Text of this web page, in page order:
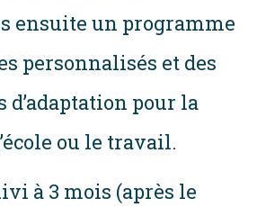
ensuite un programme
personnalisés et des
d’adaptation pour la
ou le travail.
à 3 mois (après le